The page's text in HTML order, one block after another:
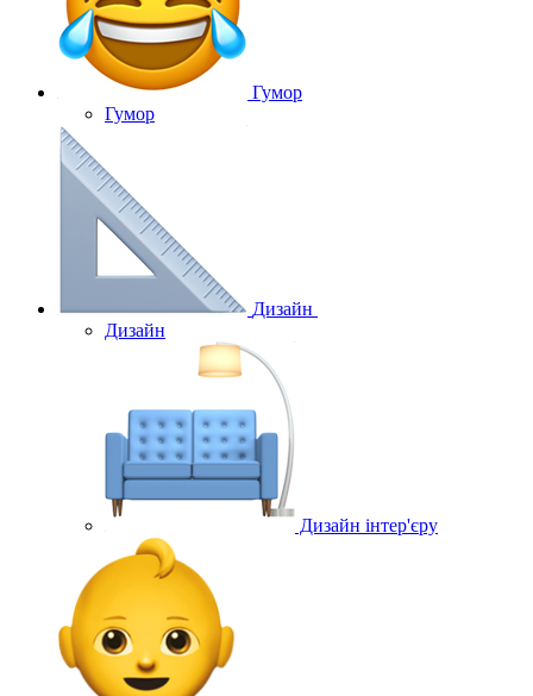
Гумор
Гумор
Дизайн
Дизайн
Дизайн інтер'єру